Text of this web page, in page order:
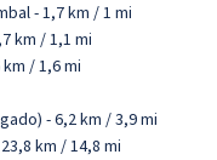
- 1,7 km / 1 mi
km / 1,1 mi
/ 1,6 mi
- 6,2 km / 3,9 mi
km / 14,8 mi